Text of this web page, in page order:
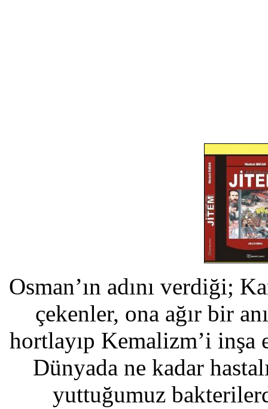
Osman’ın adını verdiği;
çekenler, ona ağır bir
hortlayıp Kemalizm’i inşa
Dünyada ne kadar
yuttuğumuz